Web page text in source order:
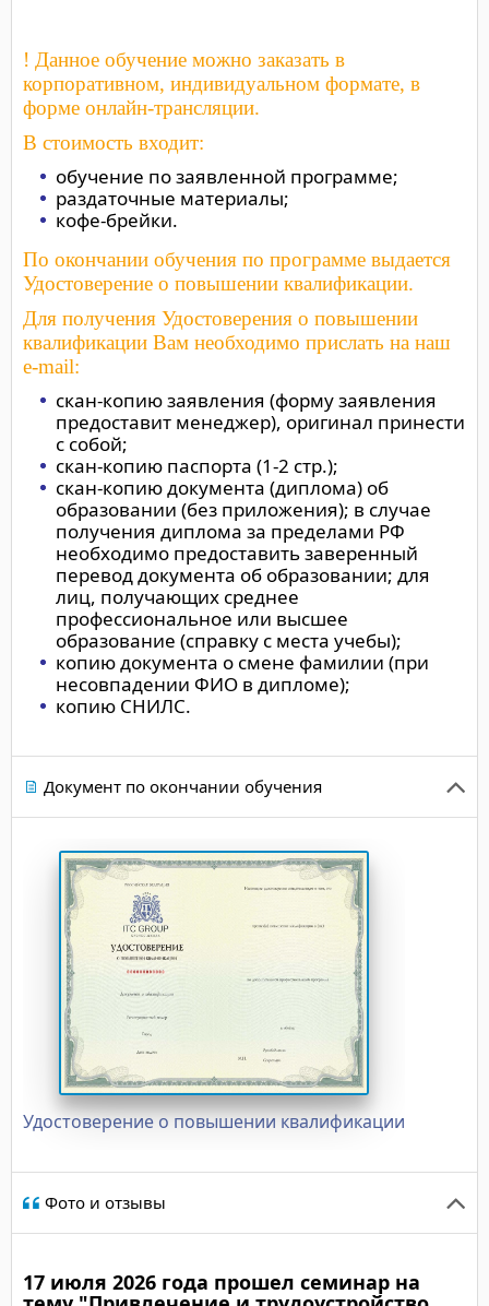
! Данное обучение можно заказать в
корпоративном, индивидуальном формате, в
форме онлайн-трансляции.
В стоимость входит:
обучение по заявленной программе;
раздаточные материалы;
кофе-брейки.
По окончании обучения по программе выдается
Удостоверение о повышении квалификации.
Для получения Удостоверения о повышении
квалификации Вам необходимо прислать на наш
e-mail:
скан-копию заявления (форму заявления
предоставит менеджер), оригинал принести
с собой;
скан-копию паспорта (1-2 стр.);
скан-копию документа (диплома) об
образовании (без приложения); в случае
получения диплома за пределами РФ
необходимо предоставить заверенный
перевод документа об образовании; для
лиц, получающих среднее
профессиональное или высшее
образование (справку с места учебы);
копию документа о смене фамилии (при
несовпадении ФИО в дипломе);
копию СНИЛС.
Документ по окончании обучения
Удостоверение о повышении квалификации
Фото и отзывы
17 июля 2026 года прошел семинар на